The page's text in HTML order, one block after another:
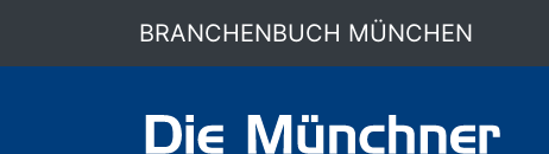
BRANCHENBUCH MÜNCHEN